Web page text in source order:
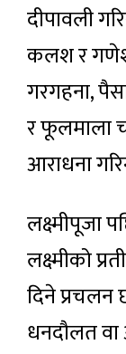
दीपावली
कलश र
गरगहना,
र फूलमाला
आराधना
लक्ष्मीपूजा
लक्ष्मीको
दिने प्रचलन
धनदौलत वा